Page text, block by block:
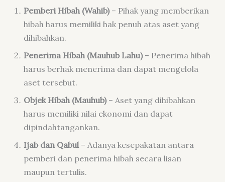
Pemberi Hibah (Wahib)– Pihak yang memberikan
hibah harus memiliki hak penuh atas aset yang
dihibahkan.
Penerima Hibah (Mauhub Lahu)– Penerima hibah
harus berhak menerima dan dapat mengelola
aset tersebut.
Objek Hibah (Mauhub)– Aset yang dihibahkan
harus memiliki nilai ekonomi dan dapat
dipindahtangankan.
Ijab dan Qabul– Adanya kesepakatan antara
pemberi dan penerima hibah secara lisan
maupun tertulis.